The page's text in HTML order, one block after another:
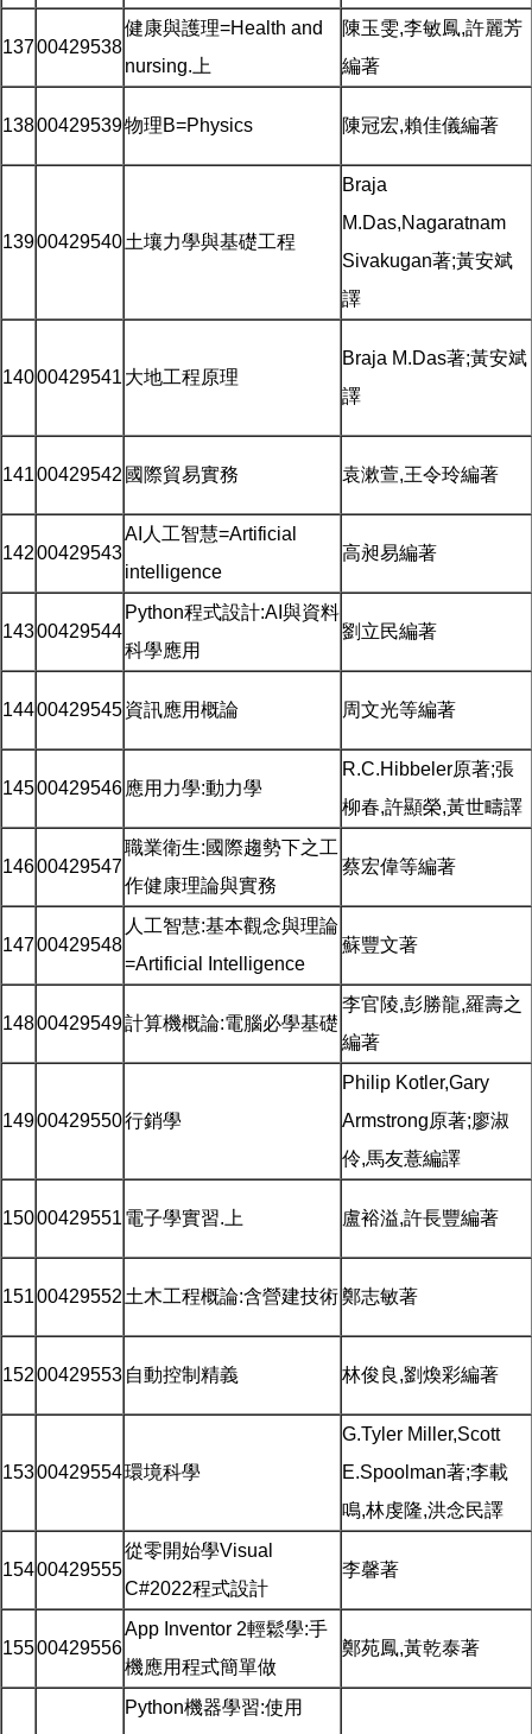
13700429538
健康與護理=Health and
nursing.上
陳玉雯,李敏鳳,許麗芳
編著
13800429539物理B=Physics 陳冠宏,賴佳儀編著
13900429540土壤力學與基礎工程
Braja
M.Das,Nagaratnam
Sivakugan著;黃安斌
譯
14000429541 大地工程原理
Braja M.Das著;黃安斌
譯
14100429542 國際貿易實務 袁漱萱,王令玲編著
14200429543
AI人工智慧=Artificial
intelligence
高昶易編著
14300429544
Python程式設計:AI與資料
科學應用
劉立民編著
14400429545資訊應用概論 周文光等編著
14500429546 應用力學:動力學
R.C.Hibbeler原著;張
柳春,許顯榮,黃世疇譯
14600429547
職業衛生:國際趨勢下之工
作健康理論與實務
蔡宏偉等編著
14700429548
人工智慧:基本觀念與理論
=Artificial Intelligence
蘇豐文著
14800429549計算機概論:電腦必學基礎
李官陵,彭勝龍,羅壽之
編著
14900429550行銷學
Philip Kotler,Gary
Armstrong原著;廖淑
伶,馬友薏編譯
15000429551 電子學實習.上 盧裕溢,許長豐編著
15100429552 土木工程概論:含營建技術鄭志敏著
15200429553 自動控制精義 林俊良,劉煥彩編著
15300429554環境科學
G.Tyler Miller,Scott
E.Spoolman著;李載
鳴,林虔隆,洪念民譯
15400429555
從零開始學Visual
C#2022程式設計
李馨著
15500429556
App Inventor 2輕鬆學:手
機應用程式簡單做
鄭苑鳳,黃乾泰著
Python機器學習:使用